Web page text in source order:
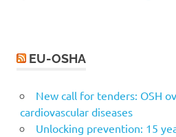
EU-OSHA
New call for tenders: OSH
cardiovascular diseases
Unlocking prevention: 15